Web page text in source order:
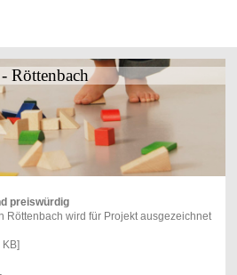
Röttenbach
preiswürdig
Röttenbach wird für Projekt ausgezeichnet